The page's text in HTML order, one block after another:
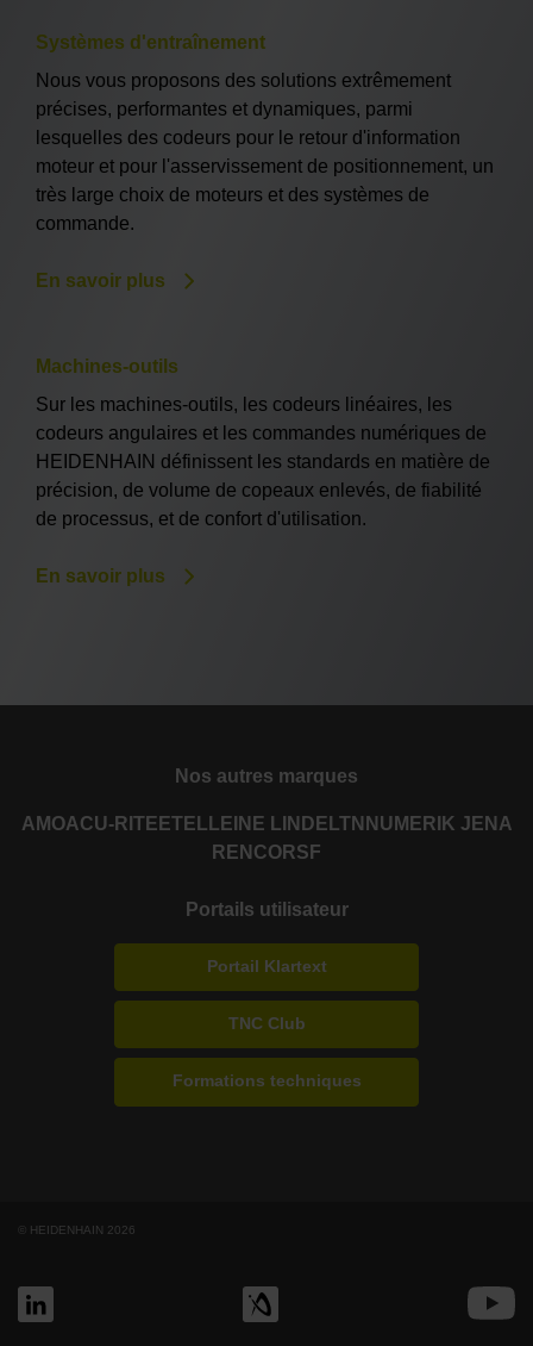
Systèmes d'entraînement
Nous vous proposons des solutions extrêmement
précises, performantes et dynamiques, parmi
lesquelles des codeurs pour le retour d'information
moteur et pour l'asservissement de positionnement, un
très large choix de moteurs et des systèmes de
commande.
En savoir plus
Machines-outils
Sur les machines-outils, les codeurs linéaires, les
codeurs angulaires et les commandes numériques de
HEIDENHAIN définissent les standards en matière de
précision, de volume de copeaux enlevés, de fiabilité
de processus, et de confort d'utilisation.
En savoir plus
Nos autres marques
AMOACU-RITE ETEL LEINE LINDE LTN NUMERIK JENA
RENCORSF
Portails utilisateur
Portail Klartext
TNC Club
Formations techniques
© HEIDENHAIN 2026